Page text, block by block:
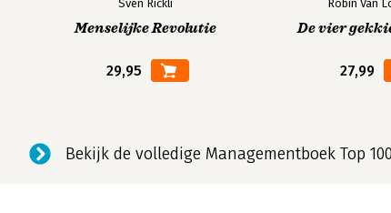
Sven Rickli
Menselijke Revolutie
29,95
Robin Van
De vier
27,99
Bekijk de volledige Managementboek Top 100